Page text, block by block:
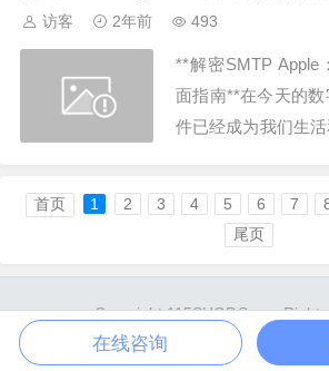
访客 2年前 493
**解密SMTP Apple
面指南**在今天的
件已经成为我们生
人转向了智能手机
邮件传输的方式变
在这个领域中，
首页 1 2 3 4 5 6 7
尾页
Copyright 115SHOP.Some
Powered By
Z-BlogPHP . Theme
在线咨询